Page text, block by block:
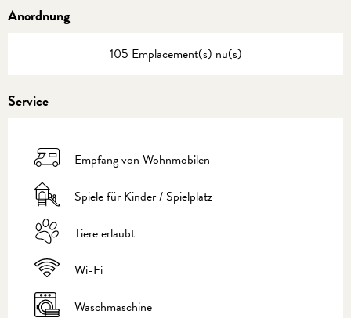
Anordnung
105 Emplacement(s) nu(s)
Service
Empfang von Wohnmobilen
Spiele für Kinder / Spielplatz
Tiere erlaubt
Wi-Fi
Waschmaschine